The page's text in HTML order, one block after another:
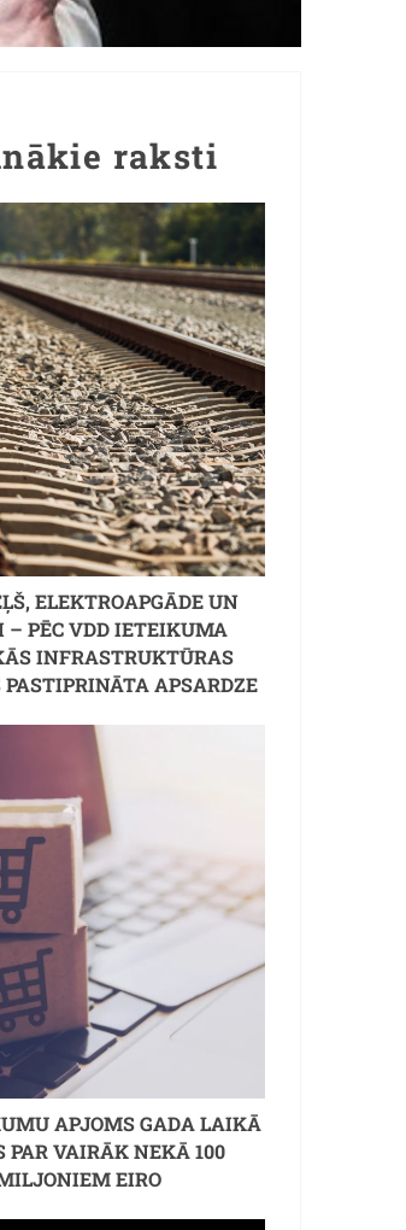
raksti
ELEKTROAPGĀDE UN
– PĒC VDD IETEIKUMA
INFRASTRUKTŪRAS
PASTIPRINĀTA APSARDZE
APJOMS GADA LAIKĀ
PAR VAIRĀK NEKĀ 100
EIRO